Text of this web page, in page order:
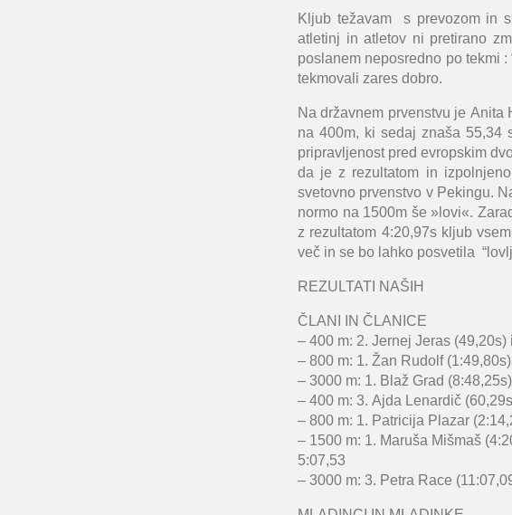
Kljub težavam s prevozom in
atletinj in atletov ni pretirano
poslanem neposredno po tekmi :
tekmovali zares dobro.
Na državnem prvenstvu je Anita
na400m, ki sedaj znaša 55,34
pripravljenost pred evropskim
da je z rezultatom in
svetovno prvenstvo v Pekingu.
normo na 1500m še »lovi«.
z rezultatom 4:20,97s kljub
več in se bo lahko posvetila
REZULTATI NAŠIH
ČLANI IN ČLANICE
– 400 m: 2. Jernej Jeras (49,20s)
– 800 m: 1. Žan Rudolf(1:49,80s)
– 3000 m: 1. Blaž Grad (8:48,25s)
– 400 m: 3. Ajda Lenardič
– 800 m: 1. Patricija Plazar
– 1500 m: 1. Maruša Mišmaš
5:07,53
– 3000 m: 3. Petra Race